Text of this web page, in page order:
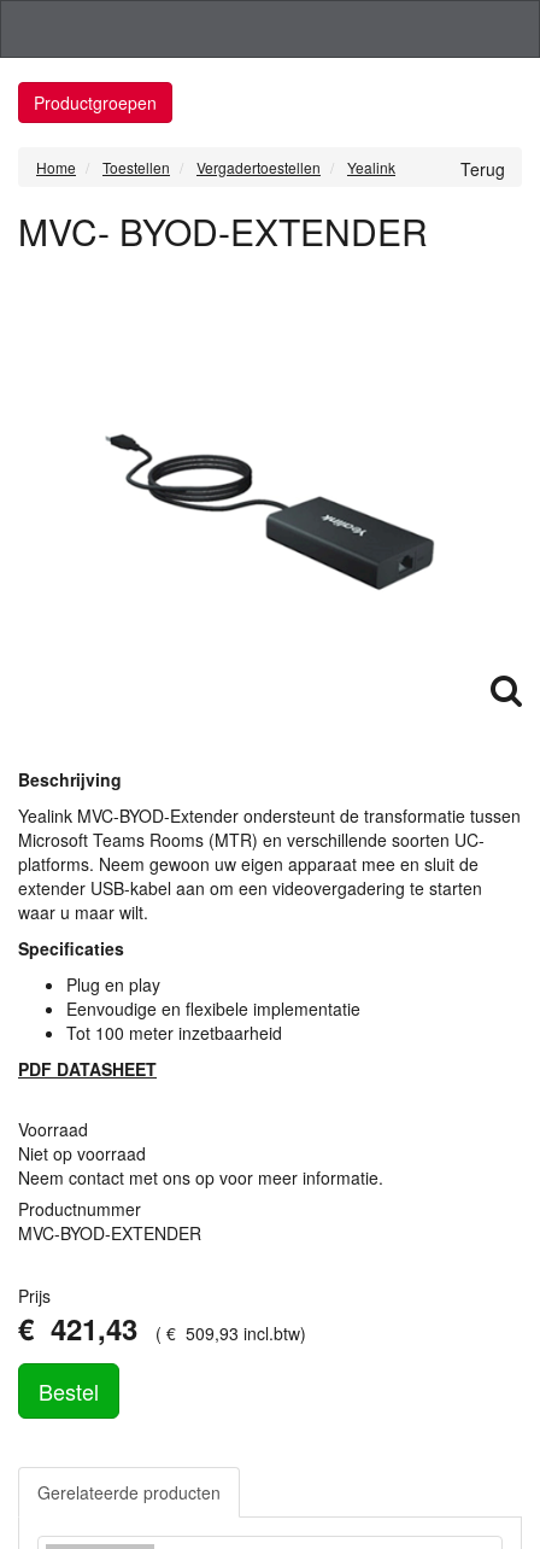
Productgroepen
Terug
Home Toestellen Vergadertoestellen Yealink
MVC- BYOD-EXTENDER
Beschrijving
Yealink MVC-BYOD-Extender ondersteunt de transformatie tussen
Microsoft Teams Rooms (MTR) en verschillende soorten UC-
platforms. Neem gewoon uw eigen apparaat mee en sluit de
extender USB-kabel aan om een videovergadering te starten
waar u maar wilt.
Specificaties
Plug en play
Eenvoudige en flexibele implementatie
Tot 100 meter inzetbaarheid
PDF DATASHEET
Voorraad
Niet op voorraad
Neem contact met ons op voor meer informatie.
Productnummer
MVC-BYOD-EXTENDER
Prijs
€ 421,43 ( € 509,93 incl.btw)
Bestel
Gerelateerde producten